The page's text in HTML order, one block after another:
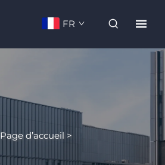
FR
Page d’accueil >